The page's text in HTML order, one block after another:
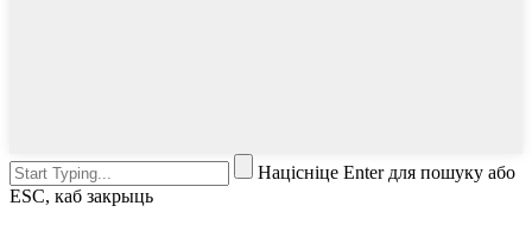
Націсніце Enter для пошуку або
ESC, каб закрыць